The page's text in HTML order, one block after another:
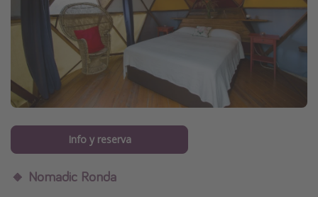
Info y reserva
🔸 Nomadic Ronda